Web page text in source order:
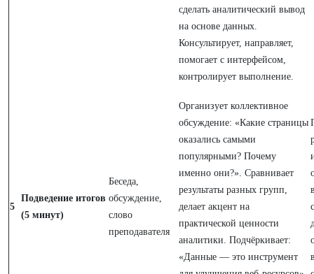
сделать аналитический вывод
на основе данных.
Консультирует, направляет,
помогает с интерфейсом,
контролирует выполнение.
5
Подведение итогов
(5 минут)
Беседа,
обсуждение,
слово
преподавателя
Организует коллективное
обсуждение: «Какие страницы
оказались самыми
популярными? Почему
именно они?». Сравнивает
результаты разных групп,
делает акцент на
практической ценности
аналитики. Подчёркивает:
«Данные — это инструмент